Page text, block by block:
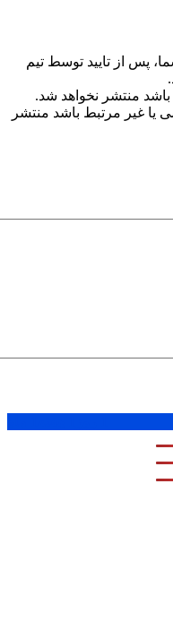
پس از تایید توسط تیم
باشد منتشر نخواهد شد.
یا غیر مرتبط باشد منتشر